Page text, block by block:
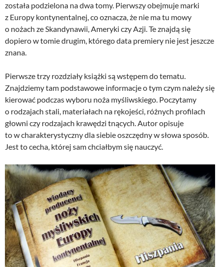
została podzielona na dwa tomy. Pierwszy obejmuje marki
z Europy kontynentalnej, co oznacza, że nie ma tu mowy
o nożach ze Skandynawii, Ameryki czy Azji. Te znajdą się
dopiero w tomie drugim, którego data premiery nie jest jeszcze
znana.
Pierwsze trzy rozdziały książki są wstępem do tematu.
Znajdziemy tam podstawowe informacje o tym czym należy się
kierować podczas wyboru noża myśliwskiego. Poczytamy
o rodzajach stali, materiałach na rękojeści, różnych profilach
głowni czy rodzajach krawędzi tnących. Autor opisuje
to w charakterystyczny dla siebie oszczędny w słowa sposób.
Jest to cecha, której sam chciałbym się nauczyć.